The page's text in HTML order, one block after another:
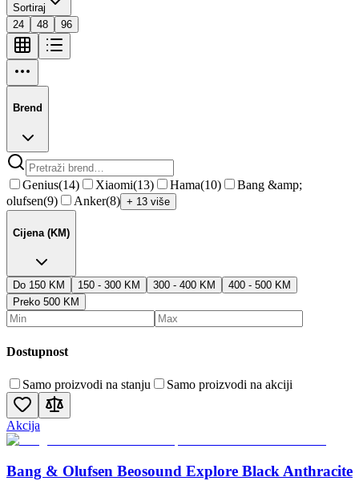
Sortiraj
24
48 96
Brend
Genius(14) Xiaomi(13) Hama(10)
Bang &amp;
olufsen(9) Anker(8) + 13 više
Cijena (KM)
Do 150 KM 150 - 300 KM 300 - 400 KM
400 - 500 KM
Preko 500 KM
Dostupnost
Samo proizvodi na stanju Samo proizvodi na akciji
Akcija
Bang & Olufsen Beosound Explore Black Anthracite